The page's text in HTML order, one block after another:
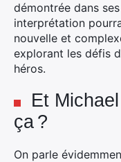
démontrée dans
interprétation
nouvelle et
explorant les défis
héros.
Et
ça ?
On parle
Rechercher
: